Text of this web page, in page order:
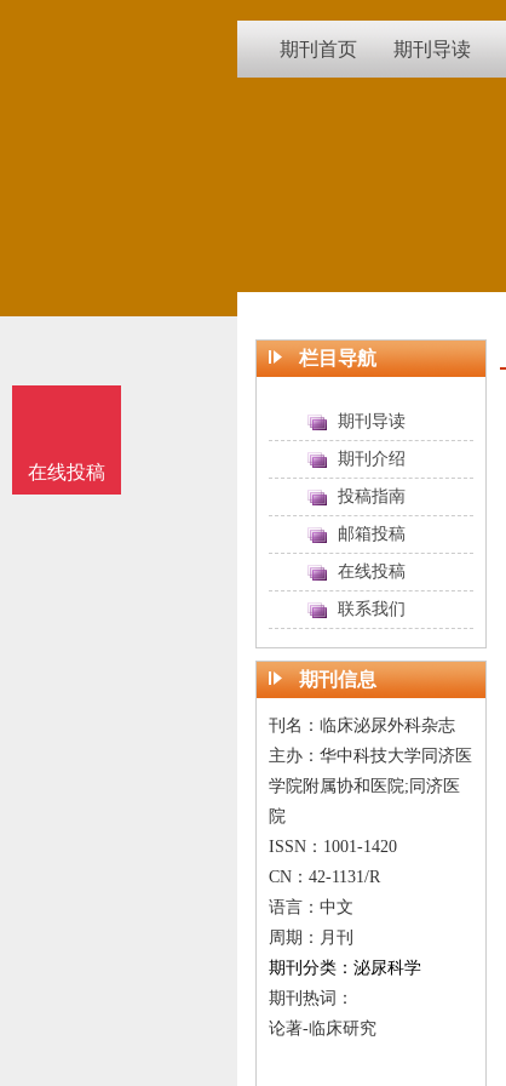
期刊首页 期刊导读
栏目导航
期刊导读
期刊介绍
投稿指南
邮箱投稿
在线投稿
联系我们
期刊信息
刊名：临床泌尿外科杂志
主办：华中科技大学同济医
学院附属协和医院;同济医
院
ISSN：1001-1420
CN：42-1131/R
语言：中文
周期：月刊
期刊分类：泌尿科学
期刊热词：
论著-临床研究
在线投稿